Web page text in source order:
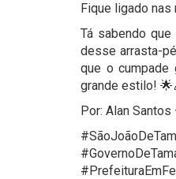
Fique ligado nas
Tá sabendo
desse arrasta-
que o cumpade
grande estilo!
Por: Alan